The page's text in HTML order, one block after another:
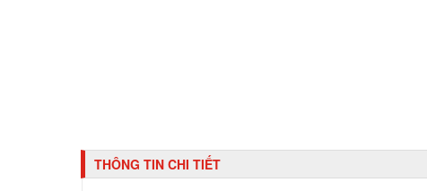
THÔNG TIN CHI TIẾT